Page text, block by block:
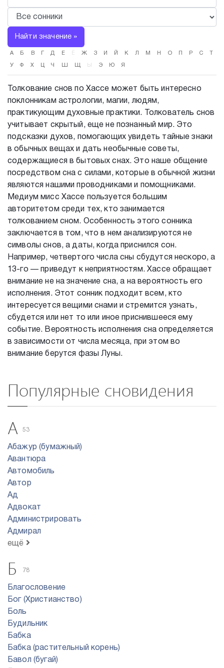
Найти значение »
А Б В Д Е Ё Ж З И Й К Л М Н О Р С
У Ф Х Ц Ч Ш Щ Ы Э Ю Я
Толкование снов по Хассе может быть интересно
поклонникам астрологии, магии, людям,
практикующим духовные практики. Толкователь снов
учитывает скрытый, еще не познанный мир. Это
подсказки духов, помогающих увидеть тайные знаки
в обычных вещах и дать необычные советы,
содержащиеся в бытовых снах. Это наше общение
посредством сна с силами, которые в обычной жизни
являются нашими проводниками и помощниками.
Медиум мисс Хассе пользуется большим
авторитетом среди тех, кто занимается
толкованием сном. Особенность этого сонника
заключается в том, что в нем анализируются не
символы снов, а даты, когда приснился сон.
Например, четвертого числа сны сбудутся нескоро, а
13-го — приведут к неприятностям. Хассе обращает
внимание не на значение сна, а на вероятность его
исполнения. Этот сонник подходит всем, кто
интересуется вещими снами и стремится узнать,
сбудется или нет то или иное приснившееся ему
событие. Вероятность исполнения сна определяется
в зависимости от числа месяца, при этом во
внимание берутся фазы Луны.
Популярные сновидения
А
53
Абажур (бумажный)
Авантюра
Автомобиль
Автор
Ад
Адвокат
Администрировать
Адмирал
ещё
Б 78
Благословение
Бог (Христианство)
Боль
Будильник
Бабка
Бабка (растительный корень)
Бавол (бугай)